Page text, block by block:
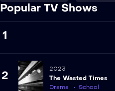
Popular TV Shows
1
2
2023
The Wasted Times
Drama
School